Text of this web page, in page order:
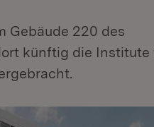
Gebäude 220 des
künftig die Institute